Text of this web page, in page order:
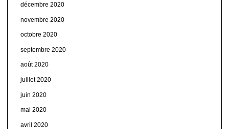
décembre 2020
novembre 2020
octobre 2020
septembre 2020
août 2020
juillet 2020
juin 2020
mai 2020
avril 2020